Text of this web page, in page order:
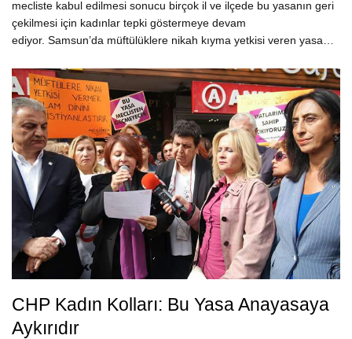
mecliste kabul edilmesi sonucu birçok il ve ilçede bu yasanın geri
çekilmesi için kadınlar tepki göstermeye devam
ediyor. Samsun’da müftülüklere nikah kıyma yetkisi veren yasa…
CHP Kadın Kolları: Bu Yasa Anayasaya
Aykırıdır